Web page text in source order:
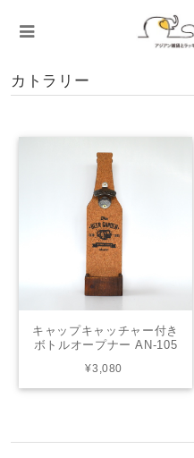
カトラリー
キャップキャッチャー付き
ボトルオープナー AN-105
カン アンティーク インテ
リア カフェ おしゃれ
¥3,080